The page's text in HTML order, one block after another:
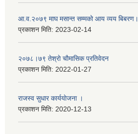
आ.व.२०७९ माघ मसान्त सम्मको आय व्यय बिबरण।
प्रकाशन मिति: 2023-02-14
२०७८।७९ तेश्राे चाैमासिक प्रतिवेदन
प्रकाशन मिति: 2022-01-27
राजस्व सुधार कार्ययाेजना ।
प्रकाशन मिति: 2020-12-13